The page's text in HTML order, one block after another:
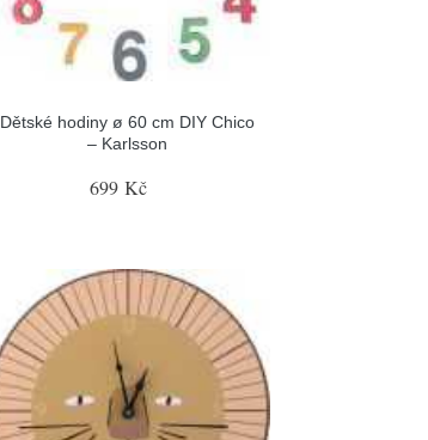
Dětské hodiny ø 60 cm DIY Chico
– Karlsson
699 Kč